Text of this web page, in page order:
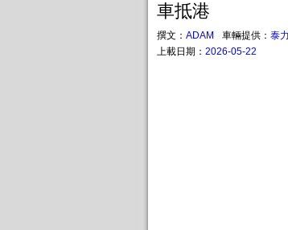
車抵港
撰文： ADAM 車輛提供： 泰
上載日期： 2026-05-22